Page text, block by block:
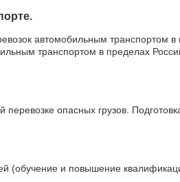
автомобильным транспортом
транспортом в пределах
опасных грузов.
(обучение и повышение